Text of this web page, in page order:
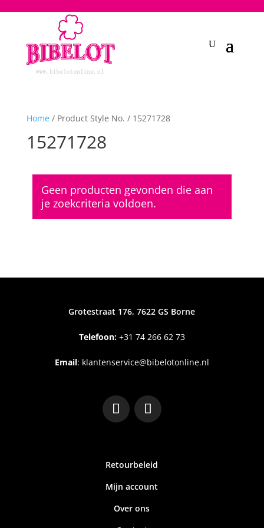
Home/ Product Style No. / 15271728
15271728
Geen producten gevonden die aan
je zoekcriteria voldoen.
Grotestraat 176, 7622 GS Borne
Telefoon:+31 74 266 62 73
Email: klantenservice@bibelotonline.nl
Retourbeleid
Mijn account
Over ons